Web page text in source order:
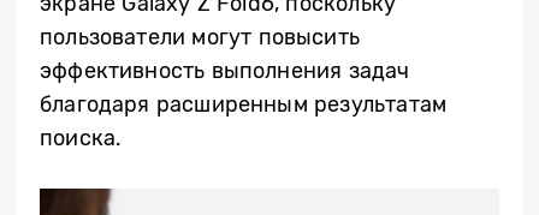
пользователи могут повысить
эффективность выполнения задач
благодаря расширенным результатам
поиска.